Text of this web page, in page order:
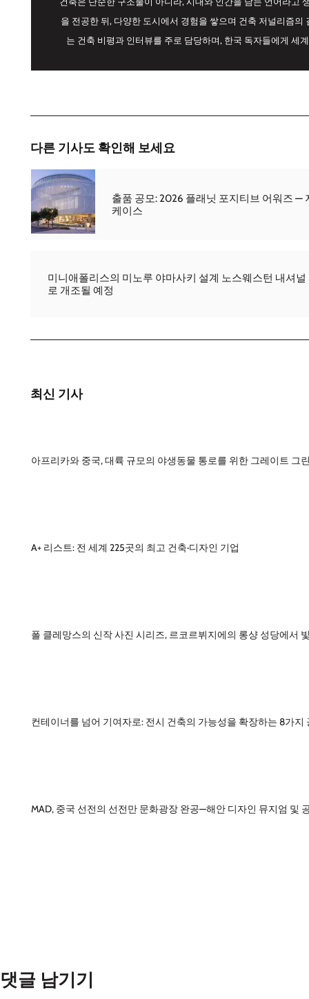
을 전공한 뒤, 다양한 도시에서 경험을 쌓으며 건축 저널리즘의
는 건축 비평과 인터뷰를 주로 담당하며, 한국 독자들에게 세
다른 기사도 확인해 보세요
출품 공모: 2026 플래닛 포지티브 어워즈 —
케이스
미니애폴리스의 미노루 야마사키 설계 노스웨스턴 내셔널
로 개조될 예정
최신 기사
아프리카와 중국, 대륙 규모의 야생동물 통로를 위한 그레이트 그
A+ 리스트: 전 세계 225곳의 최고 건축·디자인 기업
폴 클레망스의 신작 사진 시리즈, 르코르뷔지에의 롱샹 성당에서
컨테이너를 넘어 기여자로: 전시 건축의 가능성을 확장하는 8가지
MAD, 중국 선전의 선전만 문화광장 완공—해안 디자인 뮤지엄 및
댓글 남기기